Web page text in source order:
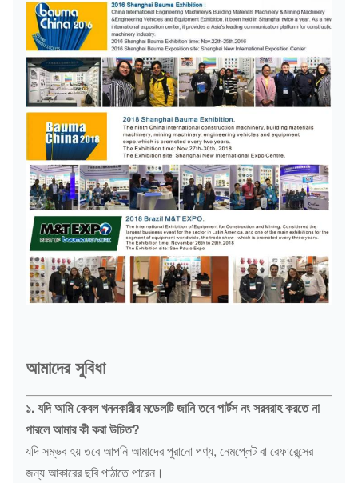
আমাদের সুবিধা
১. যদি আমি কেবল খননকারীর মডেলটি জানি তবে পার্টস নং সরবরাহ করতে না
পারলে আমার কী করা উচিত?
যদি সম্ভব হয় তবে আপনি আমাদের পুরানো পণ্য, নেমপ্লেট বা রেফারেন্সের
জন্য আকারের ছবি পাঠাতে পারেন।